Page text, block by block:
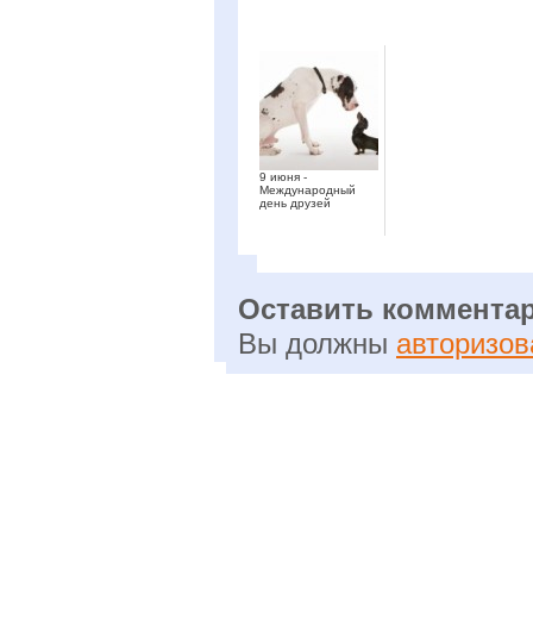
9 июня -
Международный
день друзей
Оставить
Вы должны